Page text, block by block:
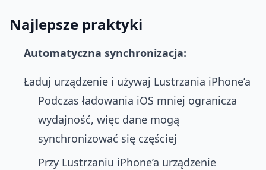
Najlepsze praktyki
Automatyczna synchronizacja:
Ładuj urządzenie i używaj Lustrzania iPhone’a
Podczas ładowania iOS mniej ogranicza
wydajność, więc dane mogą
synchronizować się częściej
Przy Lustrzaniu iPhone’a urządzenie